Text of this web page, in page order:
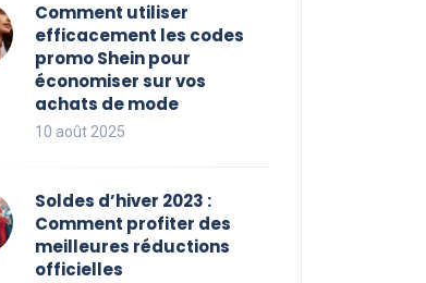
Comment utiliser
efficacement les codes
promo Shein pour
économiser sur vos
achats de mode
10 août 2025
Soldes d’hiver 2023 :
Comment profiter des
meilleures réductions
officielles